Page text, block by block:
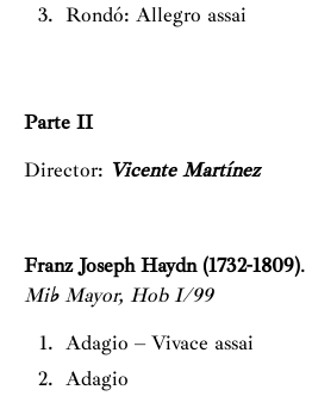
Rondó: Allegro assai
Parte II
Director: Vicente Martínez
Franz Joseph Haydn (1732-1809).
Mi♭Mayor, Hob I/99
Adagio – Vivace assai
Adagio